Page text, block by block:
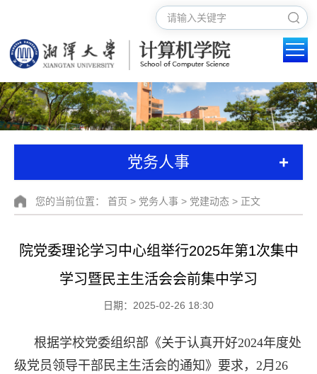
党务人事 +
您的当前位置： 首页 > 党务人事 > 党建动态 > 正文
院党委理论学习中心组举行2025年第1次集中
学习暨民主生活会会前集中学习
日期：2025-02-26 18:30
根据学校党委组织部《关于认真开好2024年度处
级党员领导干部民主生活会的通知》要求，2月26